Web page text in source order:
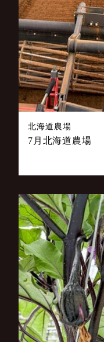
北海道農場
7月北海道農場